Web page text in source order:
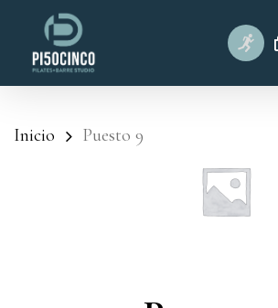
content
Inicio Puesto 9